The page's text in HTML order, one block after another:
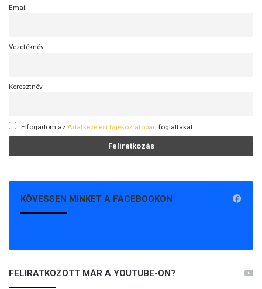
Email
Vezetéknév
Keresztnév
Elfogadom az Adatkezelési tájékoztatóban foglaltakat.
KÖVESSEN MINKET A FACEBOOKON
FELIRATKOZOTT MÁR A YOUTUBE-ON?